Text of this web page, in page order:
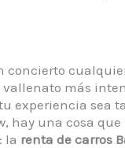
concierto
más
experiencia sea
hay una cosa que
la renta de carros